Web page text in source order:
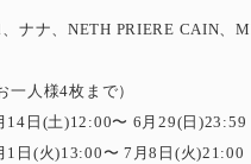
、ナナ、NETH PRIERE CAIN、
一人様4枚まで）
14日(土)12:00〜 6月29(日)23:59
1日(火)13:00〜 7月8日(火)21:00